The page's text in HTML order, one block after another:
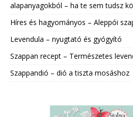
alapanyagokból – ha te sem tudsz
Híres és hagyományos – Aleppói
Levendula – nyugtató és gyógyító
Szappan recept – Természetes
Szappandió – dió a tiszta mosáshoz